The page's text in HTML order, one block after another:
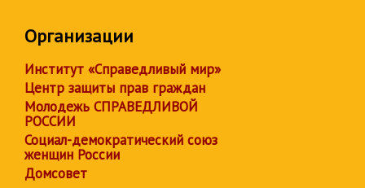
Организации
Институт «Справедливый мир»
Центр защиты прав граждан
Молодежь СПРАВЕДЛИВОЙ
РОССИИ
Социал-демократический союз
женщин России
Домсовет